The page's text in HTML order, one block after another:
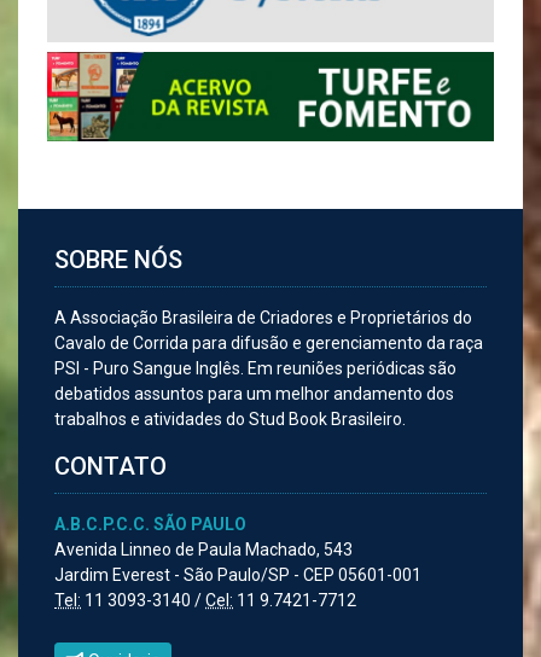
SOBRE NÓS
A Associação Brasileira de Criadores e Proprietários do
Cavalo de Corrida para difusão e gerenciamento da raça
PSI - Puro Sangue Inglês. Em reuniões periódicas são
debatidos assuntos para um melhor andamento dos
trabalhos e atividades do Stud Book Brasileiro.
CONTATO
A.B.C.P.C.C. SÃO PAULO
Avenida Linneo de Paula Machado, 543
Jardim Everest - São Paulo/SP - CEP 05601-001
Tel: 11 3093-3140 /Cel: 11 9.7421-7712